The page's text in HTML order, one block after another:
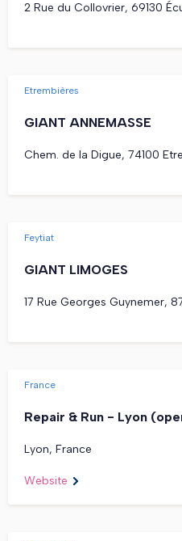
2 Rue du Collovrier, 69130
Etrembières
GIANT ANNEMASSE
Chem. de la Digue, 74100
Feytiat
GIANT LIMOGES
17 Rue Georges Guynemer,
France
Repair & Run - Lyon
Lyon, France
Website